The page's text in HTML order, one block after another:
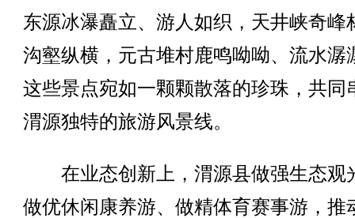
东源冰瀑矗立、游人如织，天井峡奇峰
沟壑纵横，元古堆村鹿鸣呦呦、流水
这些景点宛如一颗颗散落的珍珠，共同
渭源独特的旅游风景线。
在业态创新上，渭源县做强生态观
做优休闲康养游、做精体育赛事游，推